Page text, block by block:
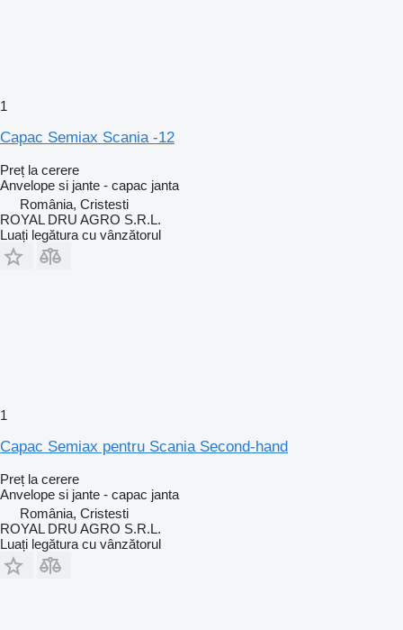
1
Capac Semiax Scania -12
Preț la cerere
Anvelope si jante - capac janta
România, Cristesti
ROYAL DRU AGRO S.R.L.
Luați legătura cu vânzătorul
1
Capac Semiax pentru Scania Second-hand
Preț la cerere
Anvelope si jante - capac janta
România, Cristesti
ROYAL DRU AGRO S.R.L.
Luați legătura cu vânzătorul